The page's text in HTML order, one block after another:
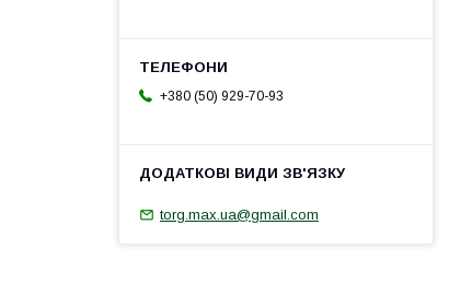
+380 (50) 929-70-93
torg.max.ua@gmail.com